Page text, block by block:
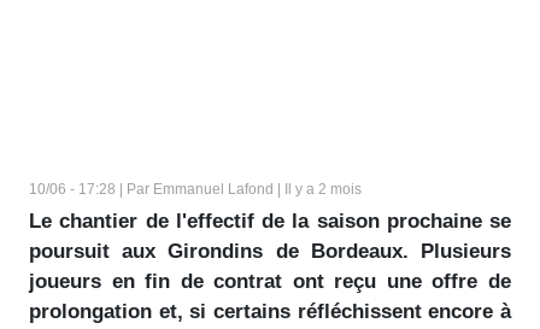
10/06 - 17:28 | Par Emmanuel Lafond | Il y a 2 mois
Le chantier de l'effectif de la saison prochaine se
poursuit aux Girondins de Bordeaux. Plusieurs
joueurs en fin de contrat ont reçu une offre de
prolongation et, si certains réfléchissent encore à